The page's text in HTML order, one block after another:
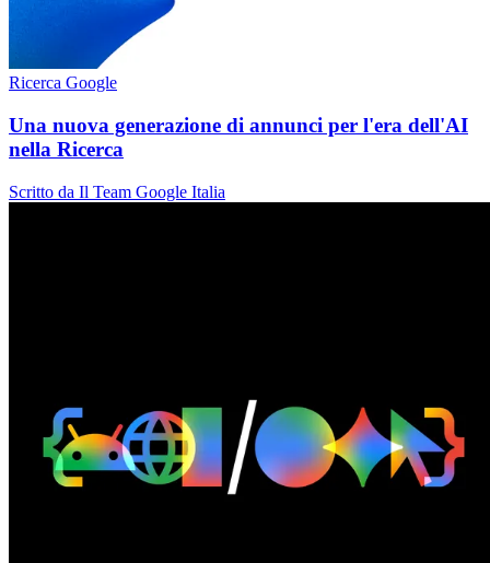
Ricerca Google
Una nuova generazione di annunci per l'era dell'AI
nella Ricerca
Scritto da Il Team Google Italia